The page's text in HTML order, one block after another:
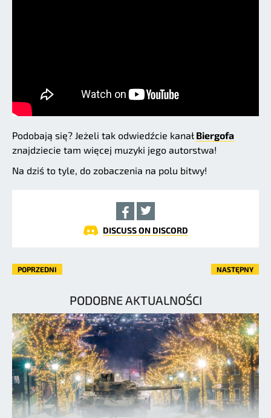
Podobają się? Jeżeli tak odwiedźcie kanał Biergofa
znajdziecie tam więcej muzyki jego autorstwa!
Na dziś to tyle, do zobaczenia na polu bitwy!
DISCUSS ON DISCORD
POPRZEDNI NASTĘPNY
PODOBNE AKTUALNOŚCI